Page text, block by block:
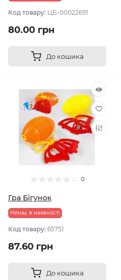
Код товару: ЦБ-00022691
80.00 грн
До кошика
0
Гра Бігунок
Немає в наявності
Код товару: 65751
87.60 грн
До кошика